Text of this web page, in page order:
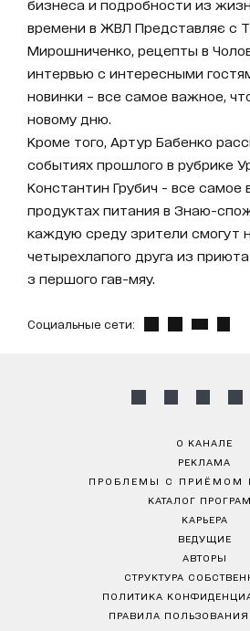
бизнеса и подробности из
времени в ЖВЛ Представляє с
Мирошниченко, рецепты в
интервью с интересными
новинки – все самое важное,
новому дню.
Кроме того, Артур Бабенко
событиях прошлого в рубрике
Константин Грубич - все самое
продуктах питания в Знаю-
каждую среду зрители смогут
четырехлапого друга из
з першого гав-мяу.
Социальные сети:
О КАНАЛЕ
РЕКЛАМА
ПРОБЛЕМЫ С ПРИЁМОМ
КАТАЛОГ
КАРЬЕРА
ВЕДУЩИЕ
АВТОРЫ
СТРУКТУРА
ПОЛИТИКА
ПРАВИЛА